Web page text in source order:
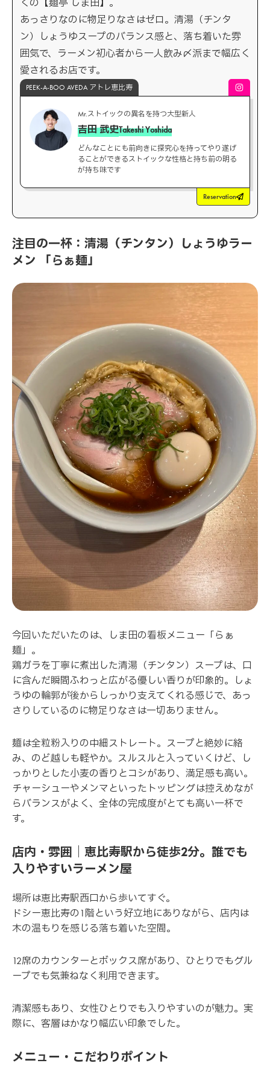
くの【麺亭 しま田】。
あっさりなのに物足りなさはゼロ。清湯（チンタ
ン）しょうゆスープのバランス感と、落ち着いた雰
囲気で、ラーメン初心者から一人飲み〆派まで幅広く
愛されるお店です。
PEEK-A-BOO AVEDA アトレ恵比寿
Mr.ストイックの異名を持つ大型新人
吉田 武史Takeshi Yoshida
どんなことにも前向きに探究心を持ってやり遂げ
ることができるストイックな性格と持ち前の明る
が持ち味です
Reservation
注目の一杯：清湯（チンタン）しょうゆラー
メン 「らぁ麺」
今回いただいたのは、しま田の看板メニュー「らぁ
麺」。
鶏ガラを丁寧に煮出した清湯（チンタン）スープは、口
に含んだ瞬間ふわっと広がる優しい香りが印象的。しょ
うゆの輪郭が後からしっかり支えてくれる感じで、あっ
さりしているのに物足りなさは一切ありません。
麺は全粒粉入りの中細ストレート。スープと絶妙に絡
み、のど越しも軽やか。スルスルと入っていくけど、し
っかりとした小麦の香りとコシがあり、満足感も高い。
チャーシューやメンマといったトッピングは控えめなが
らバランスがよく、全体の完成度がとても高い一杯で
す。
店内・雰囲｜恵比寿駅から徒歩2分。誰でも
入りやすいラーメン屋
場所は恵比寿駅西口から歩いてすぐ。
ドシー恵比寿の1階という好立地にありながら、店内は
木の温もりを感じる落ち着いた空間。
12席のカウンターとボックス席があり、ひとりでもグル
ープでも気兼ねなく利用できます。
清潔感もあり、女性ひとりでも入りやすいのが魅力。実
際に、客層はかなり幅広い印象でした。
メニュー・こだわりポイント